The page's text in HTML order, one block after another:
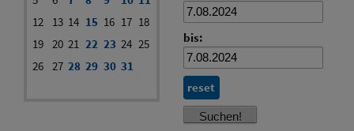
12
13 14 15 16 17 18
19 20 21 22 23 24 25
26 27 28 29 30 31
bis:
reset